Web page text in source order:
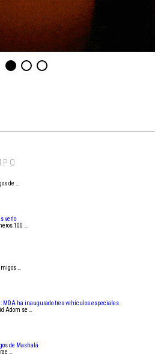
de …
verlo
100 …
…
MDA ha inaugurado tres vehículos especiales
Adom se …
de Mashalá
…